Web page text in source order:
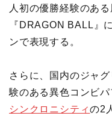
人初の優勝経験のある
『DRAGON BALL』
ンで表現する。
さらに、国内のジャ
験のある異色コンビ
シンクロニシティの2